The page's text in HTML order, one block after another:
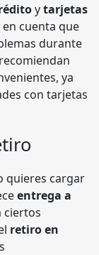
ytarjetas
cuenta que
durante
ya
con tarjetas
quieres cargar
entrega a
ciertos
retiro en